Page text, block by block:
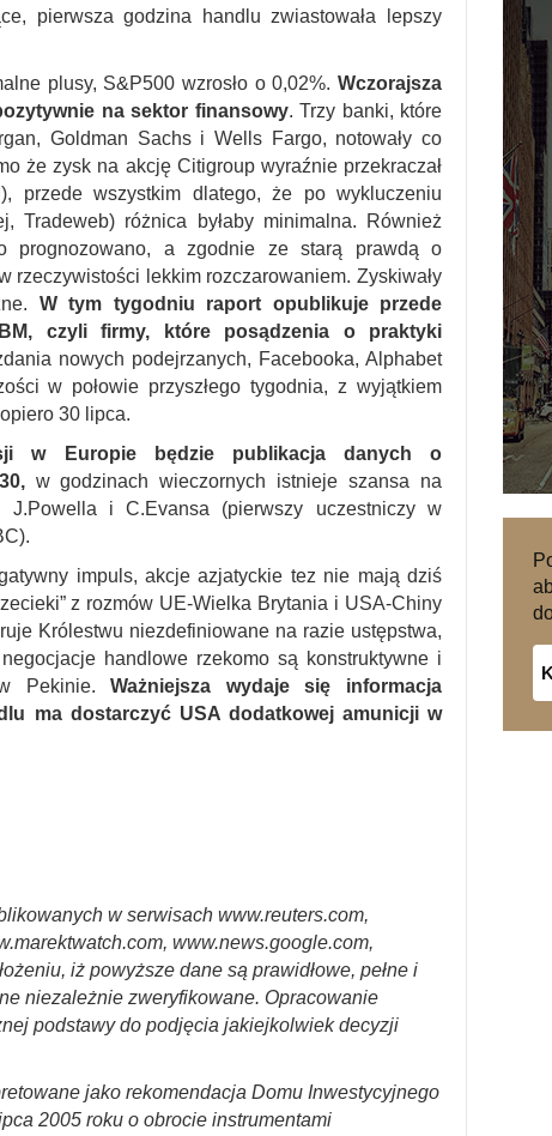
pierwsza godzina handlu zwiastowała lepszy
plusy, S&P500 wzrosło o 0,02%. Wczorajsza
na sektor finansowy. Trzy banki, które
Goldman Sachs i Wells Fargo, notowały co
że zysk na akcję Citigroup wyraźnie przekraczał
przede wszystkim dlatego, że po wykluczeniu
Tradeweb) różnica byłaby minimalna. Również
prognozowano, a zgodnie ze starą prawdą o
rzeczywistości lekkim rozczarowaniem. Zyskiwały
W tym tygodniu raport opublikuje przede
czyli firmy, które posądzenia o praktyki
nowych podejrzanych, Facebooka, Alphabet
w połowie przyszłego tygodnia, z wyjątkiem
30 lipca.
w Europie będzie publikacja danych o
w godzinach wieczornych istnieje szansa na
i C.Evansa (pierwszy uczestniczy w
impuls, akcje azjatyckie tez nie mają dziś
z rozmów UE-Wielka Brytania i USA-Chiny
Królestwu niezdefiniowane na razie ustępstwa,
handlowe rzekomo są konstruktywne i
w Pekinie.Ważniejsza wydaje się informacja
ma dostarczyć USA dodatkowej amunicji w
w serwisach www.reuters.com,
www.news.google.com,
iż powyższe dane są prawidłowe, pełne i
niezależnie zweryfikowane. Opracowanie
podstawy do podjęcia jakiejkolwiek decyzji
jako rekomendacja Domu Inwestycyjnego
2005 roku o obrocie instrumentami